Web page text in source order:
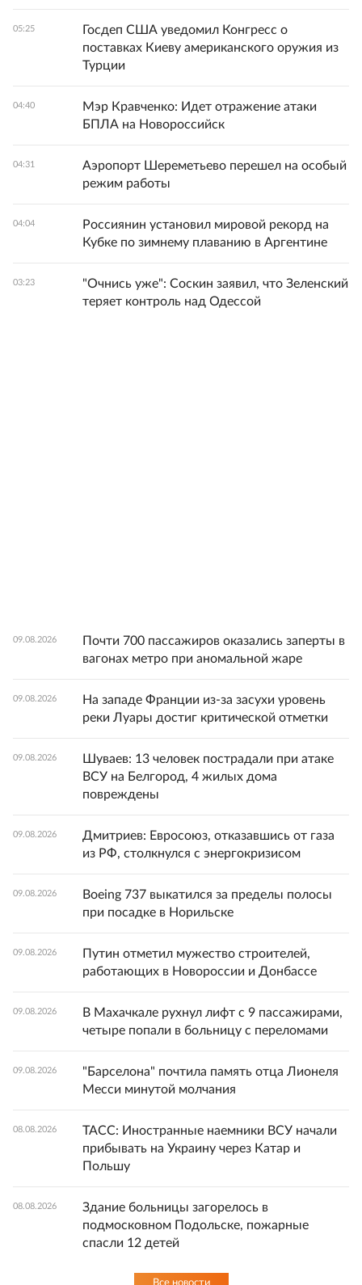
05:25
Госдеп США уведомил Конгресс о
поставках Киеву американского оружия из
Турции
04:40
Мэр Кравченко: Идет отражение атаки
БПЛА на Новороссийск
04:31
Аэропорт Шереметьево перешел на особый
режим работы
04:04
Россиянин установил мировой рекорд на
Кубке по зимнему плаванию в Аргентине
03:23
"Очнись уже": Соскин заявил, что Зеленский
теряет контроль над Одессой
09.08.2026
Почти 700 пассажиров оказались заперты в
вагонах метро при аномальной жаре
09.08.2026
На западе Франции из-за засухи уровень
реки Луары достиг критической отметки
09.08.2026
Шуваев: 13 человек пострадали при атаке
ВСУ на Белгород, 4 жилых дома
повреждены
09.08.2026
Дмитриев: Евросоюз, отказавшись от газа
из РФ, столкнулся с энергокризисом
09.08.2026
Boeing 737 выкатился за пределы полосы
при посадке в Норильске
09.08.2026
Путин отметил мужество строителей,
работающих в Новороссии и Донбассе
09.08.2026
В Махачкале рухнул лифт с 9 пассажирами,
четыре попали в больницу с переломами
09.08.2026
"Барселона" почтила память отца Лионеля
Месси минутой молчания
08.08.2026
ТАСС: Иностранные наемники ВСУ начали
прибывать на Украину через Катар и
Польшу
08.08.2026
Здание больницы загорелось в
подмосковном Подольске, пожарные
спасли 12 детей